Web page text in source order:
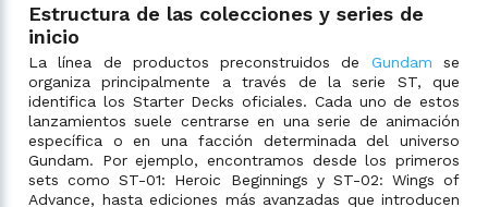
Estructura de las colecciones y series de
inicio
La línea de productos preconstruidos de Gundam se
organiza principalmente a través de la serie ST, que
identifica los Starter Decks oficiales. Cada uno de estos
lanzamientos suele centrarse en una serie de animación
específica o en una facción determinada del universo
Gundam. Por ejemplo, encontramos desde los primeros
sets como ST-01: Heroic Beginnings y ST-02: Wings of
Advance, hasta ediciones más avanzadas que introducen